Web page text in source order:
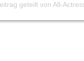
geteilt von All-